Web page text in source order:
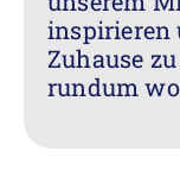
inspirieren
Zuhause
rundum